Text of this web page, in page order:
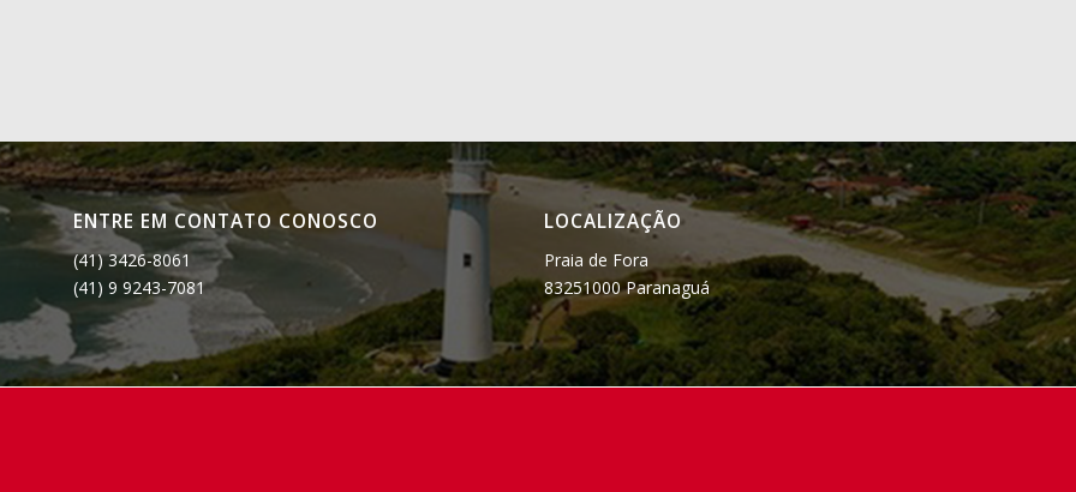
ENTRE EM CONTATO CONOSCO
(41) 3426-8061
(41) 9 9243-7081
LOCALIZAÇÃO
Praia de Fora
83251000 Paranaguá